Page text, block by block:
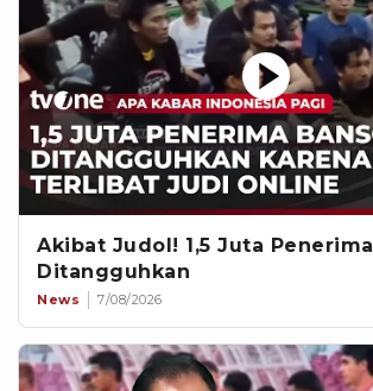
Akibat Judol! 1,5 Juta
Ditangguhkan
News 7/08/2026